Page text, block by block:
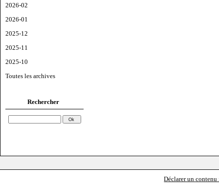
2026-02
2026-01
2025-12
2025-11
2025-10
Toutes les archives
Rechercher
Déclarer un